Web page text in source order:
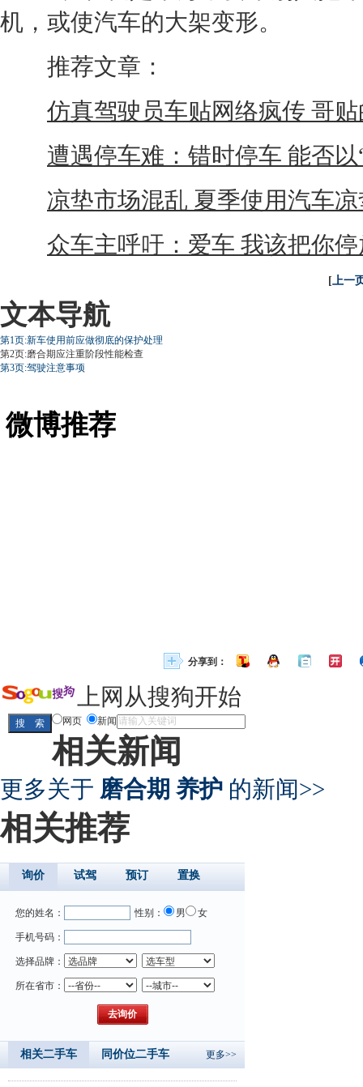
机 ，或使汽车的大架变形。
推荐文章：
仿真驾驶员车贴网络疯传 哥
遭遇停车难：错时停车 能否以
凉垫市场混乱 夏季使用汽车
众车主呼吁：爱车 我该把你
[上一
文本导航
第1页:新车使用前应做彻底的保护处理
第2页:磨合期应注重阶段性能检查
第3页:驾驶注意事项
微博推荐
分享到：
上网从搜狗开始
网页 新闻
相关新闻
更多关于 磨合期 养护 的新闻>>
相关推荐
询价 试驾 预订 置换
您的姓名： 性别： 男 女
手机号码：
选择品牌：
所在省市：
相关二手车 同价位二手车 更多>>